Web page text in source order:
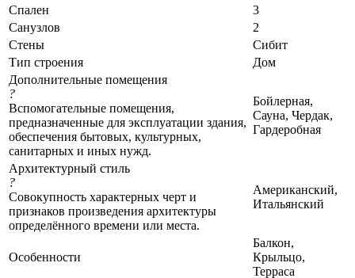
Спален
3
Санузлов
2
Стены
Сибит
Тип строения
Дом
Дополнительные помещения
?
Вспомогательные помещения,
предназначенные для эксплуатации здания,
обеспечения бытовых, культурных,
санитарных и иных нужд.
Бойлерная,
Сауна, Чердак,
Гардеробная
Архитектурный стиль
?
Совокупность характерных черт и
признаков произведения архитектуры
определённого времени или места.
Американский,
Итальянский
Особенности
Балкон,
Крыльцо,
Терраса